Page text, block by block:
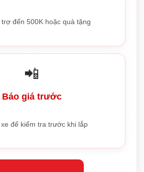
đến 500K hoặc quà tặng
📲
Báo giá trước
để kiểm tra trước khi lắp